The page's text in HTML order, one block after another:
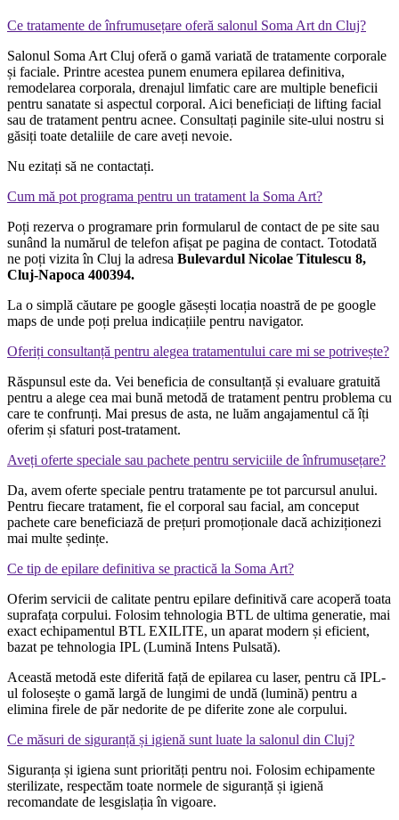
Ce tratamente de înfrumusețare oferă salonul Soma Art dn Cluj?
Salonul Soma Art Cluj oferă o gamă variată de tratamente corporale
și faciale. Printre acestea punem enumera epilarea definitiva,
remodelarea corporala, drenajul limfatic care are multiple beneficii
pentru sanatate si aspectul corporal. Aici beneficiați de lifting facial
sau de tratament pentru acnee. Consultați paginile site-ului nostru si
găsiți toate detaliile de care aveți nevoie.
Nu ezitați să ne contactați.
Cum mă pot programa pentru un tratament la Soma Art?
Poți rezerva o programare prin formularul de contact de pe site sau
sunând la numărul de telefon afișat pe pagina de contact. Totodată
ne poți vizita în Cluj la adresa Bulevardul Nicolae Titulescu 8,
Cluj-Napoca 400394.
La o simplă căutare pe google găsești locația noastră de pe google
maps de unde poți prelua indicațiile pentru navigator.
Oferiți consultanță pentru alegea tratamentului care mi se potrivește?
Răspunsul este da. Vei beneficia de consultanță și evaluare gratuită
pentru a alege cea mai bună metodă de tratament pentru problema cu
care te confrunți. Mai presus de asta, ne luăm angajamentul că îți
oferim și sfaturi post-tratament.
Aveți oferte speciale sau pachete pentru serviciile de înfrumusețare?
Da, avem oferte speciale pentru tratamente pe tot parcursul anului.
Pentru fiecare tratament, fie el corporal sau facial, am conceput
pachete care beneficiază de prețuri promoționale dacă achiziționezi
mai multe ședințe.
Ce tip de epilare definitiva se practică la Soma Art?
Oferim servicii de calitate pentru epilare definitivă care acoperă toata
suprafața corpului. Folosim tehnologia BTL de ultima generatie, mai
exact echipamentul BTL EXILITE, un aparat modern și eficient,
bazat pe tehnologia IPL (Lumină Intens Pulsată).
Această metodă este diferită față de epilarea cu laser, pentru că IPL-
ul folosește o gamă largă de lungimi de undă (lumină) pentru a
elimina firele de păr nedorite de pe diferite zone ale corpului.
Ce măsuri de siguranță și igienă sunt luate la salonul din Cluj?
Siguranța și igiena sunt priorități pentru noi. Folosim echipamente
sterilizate, respectăm toate normele de siguranță și igienă
recomandate de lesgislația în vigoare.